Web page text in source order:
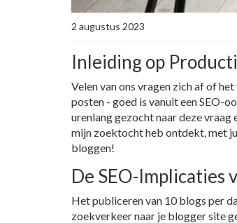
2 augustus 2023
Inleiding op
Velen van ons vragen zich af of
posten - goed is vanuit een SEO-
urenlang gezocht naar deze
mijn zoektocht heb ontdekt, met
bloggen!
De SEO-Implicaties
Het publiceren van 10 blogs per
zoekverkeer naar je blogger site